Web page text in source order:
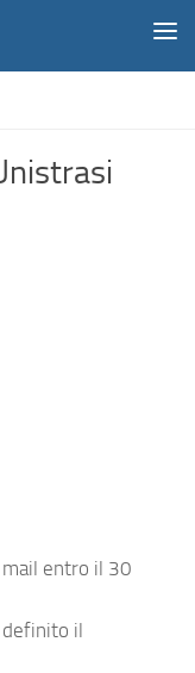
entro il 30
definito il